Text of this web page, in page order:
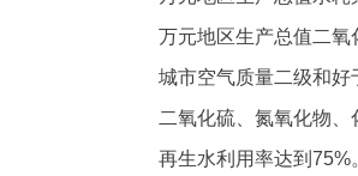
万元地区生产总值二氧
城市空气质量二级和好
二氧化硫、氮氧化物、
再生水利用率达到 75%